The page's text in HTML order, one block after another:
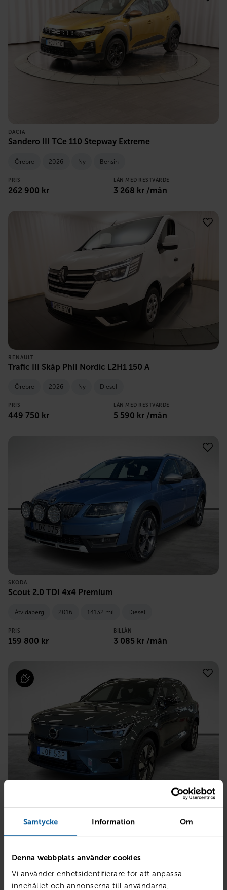
Samtycke Information Om
Denna webbplats använder cookies
Vi använder enhetsidentifierare för att anpassa
innehållet och annonserna till användarna,
DACIA
Sandero III TCe 110 Stepway Extreme
Örebro 2026 Ny Bensin
PRIS
262 900 kr
LÅN MED RESTVÄRDE
3 268 kr /mån
RENAULT
Trafic III Skåp PhII Nordic L2H1 150 A
Örebro 2026 Ny Diesel
PRIS
449 750 kr
LÅN MED RESTVÄRDE
5 590 kr /mån
SKODA
Scout 2.0 TDI 4x4 Premium
Åtvidaberg 2016 14132 mil Diesel
PRIS
159 800 kr
BILLÅN
3 085 kr /mån
VOLVO
EX40 Single Motor ExtendedRange Plus SE
Linköping 2027 Ny El
PRIS LÅN MED RESTVÄRDE